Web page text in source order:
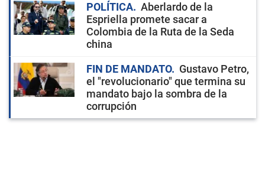
POLÍTICA
Aberlardo de la
Espriella promete sacar a
Colombia de la Ruta de la Seda
china
FIN DE MANDATO
Gustavo Petro,
el "revolucionario" que termina su
mandato bajo la sombra de la
corrupción